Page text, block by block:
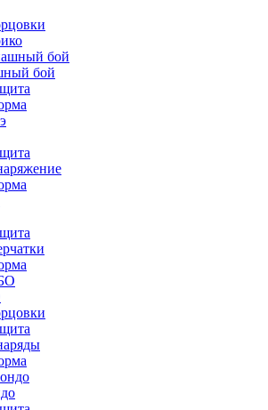
бой